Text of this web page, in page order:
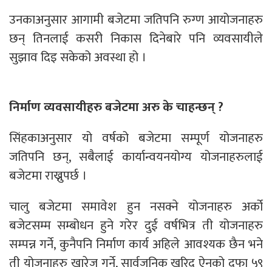
उनकाअनुसार आगामी बजेटमा जतिपनि रुग्ण आयोजनाहरु
छन् तिनलाई कसरी निकास दिनेबारे पनि व्यवसायीले
सुझाव दिइ सकेको अवस्था हो ।
निर्माण व्यवसायीहरु बजेटमा अरु के चाहन्छन् ?
सिंहकाअनुसार यो वर्षको बजेटमा सम्पूर्ण योजनाहरु
जतिपनि छन्, सबैलाई कार्यान्वयनयोग्य योजनाहरुलाई
बजेटमा राख्नुपर्छ ।
चालु बजेटमा समावेश हुन नसक्ने योजनाहरु अर्को
बजेटसम्म सम्बोधन हुने गरेर दुई वर्षभित्र ती योजनाहरु
सम्पन्न गर्ने, कुनैपनि निर्माण कार्य अहिले आवश्यक छैन भने